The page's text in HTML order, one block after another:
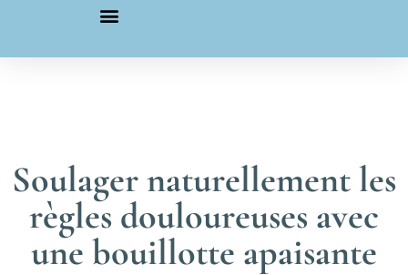
Soulager naturellement les
règles douloureuses avec
une bouillotte apaisante